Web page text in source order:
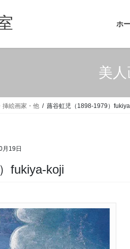
ホ
美
挿絵画家・他 蕗谷虹児（1898-1979）
月19日
fukiya-koji